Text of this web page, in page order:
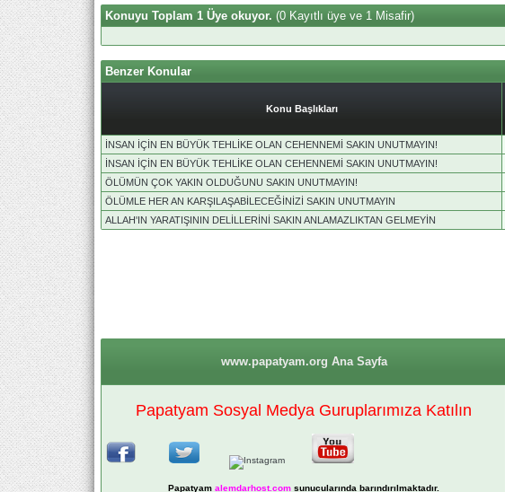
Konuyu Toplam 1 Üye okuyor. (0 Kayıtlı üye ve 1 Misafir)
Benzer Konular
Konu Başlıkları
İNSAN İÇİN EN BÜYÜK TEHLİKE OLAN CEHENNEMİ SAKIN UNUTMAYIN!
İNSAN İÇİN EN BÜYÜK TEHLİKE OLAN CEHENNEMİ SAKIN UNUTMAYIN!
ÖLÜMÜN ÇOK YAKIN OLDUĞUNU SAKIN UNUTMAYIN!
ÖLÜMLE HER AN KARŞILAŞABİLECEĞİNİZİ SAKIN UNUTMAYIN
ALLAH'IN YARATIŞININ DELİLLERİNİ SAKIN ANLAMAZLIKTAN GELMEYİN
www.papatyam.org Ana Sayfa
Papatyam Sosyal Medya Guruplarımıza Katılın
Papatyam alemdarhost.com sunucularında barındırılmaktadır.